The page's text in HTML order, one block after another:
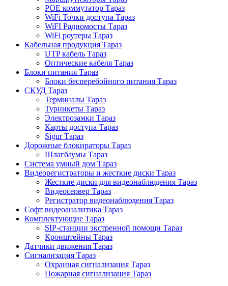
POE коммутатор Тараз
WiFi Точки доступа Тараз
WiFI Радиомосты Тараз
WiFi роутеры Тараз
Кабельная продукция Тараз
UTP кабель Тараз
Оптические кабеля Тараз
Блоки питания Тараз
Блоки бесперебойного питания Тараз
СКУД Тараз
Терминалы Тараз
Турникеты Тараз
Электрозамки Тараз
Карты доступа Тараз
Sigur Тараз
Дорожные блокираторы Тараз
Шлагбаумы Тараз
Система умный дом Тараз
Видеорегистраторы и жесткие диски Тараз
Жесткие диски для видеонаблюдения Тараз
Видеосервер Тараз
Регистратор видеонаблюдения Тараз
Софт видеоаналитика Тараз
Комплектующие Тараз
SIP-станции экстренной помощи Тараз
Кронштейны Тараз
Датчики движения Тараз
Сигнализация Тараз
Охранная сигнализация Тараз
Пожарная сигнализация Тараз